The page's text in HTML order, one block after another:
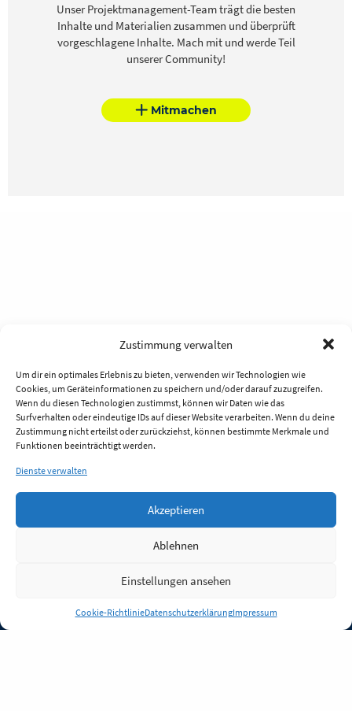
Zustimmung verwalten
Um dir ein optimales Erlebnis zu bieten, verwenden wir Technologien wie
Cookies, um Geräteinformationen zu speichern und/oder darauf zuzugreifen.
Wenn du diesen Technologien zustimmst, können wir Daten wie das
Surfverhalten oder eindeutige IDs auf dieser Website verarbeiten. Wenn du deine
Zustimmung nicht erteilst oder zurückziehst, können bestimmte Merkmale und
Funktionen beeinträchtigt werden.
Dienste verwalten
Akzeptieren
Ablehnen
Einstellungen ansehen
Cookie-RichtlinieDatenschutzerklärungImpressum
Unser Projektmanagement-Team trägt die besten
Inhalte und Materialien zusammen und überprüft
vorgeschlagene Inhalte. Mach mit und werde Teil
unserer Community!
Mitmachen